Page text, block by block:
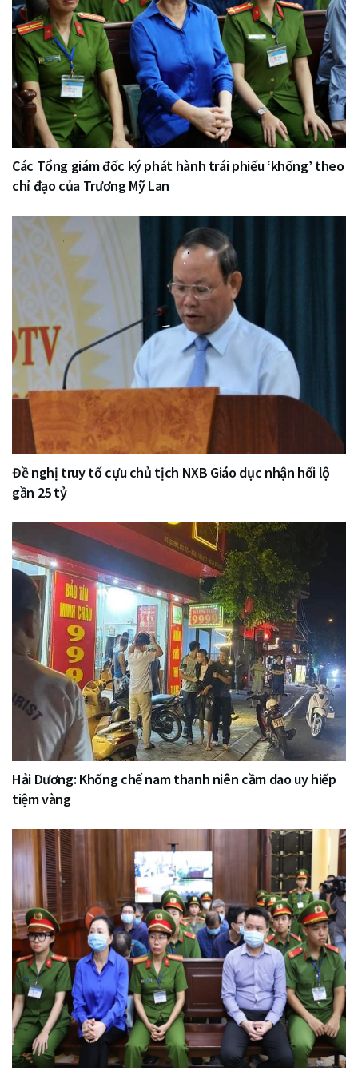
Các Tổng giám đốc ký phát hành trái phiếu ‘khống’ theo
chỉ đạo của Trương Mỹ Lan
Đề nghị truy tố cựu chủ tịch NXB Giáo dục nhận hối lộ
gần 25 tỷ
Hải Dương: Khống chế nam thanh niên cầm dao uy hiếp
tiệm vàng